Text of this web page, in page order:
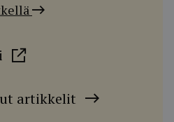
artikkelit